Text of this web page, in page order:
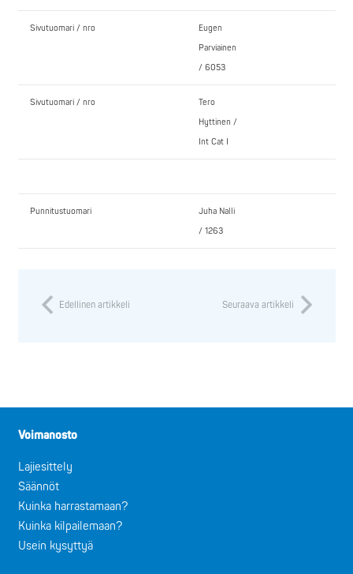
Sivutuomari / nro
Eugen
Parviainen
/ 6053
Sivutuomari / nro
Tero
Hyttinen /
Int Cat I
Punnitustuomari
Juha Nalli
/ 1263
Edellinen artikkeli Seuraava artikkeli
Voimanosto
Lajiesittely
Säännöt
Kuinka harrastamaan?
Kuinka kilpailemaan?
Usein kysyttyä